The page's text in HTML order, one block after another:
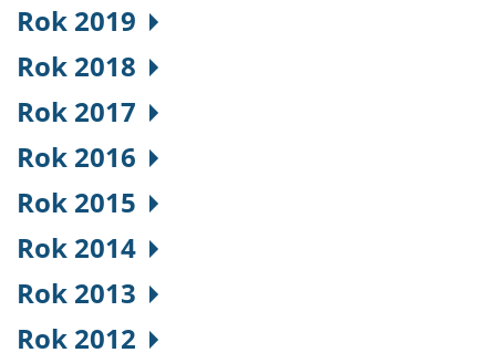
Rok 2019
Rok 2018
Rok 2017
Rok 2016
Rok 2015
Rok 2014
Rok 2013
Rok 2012